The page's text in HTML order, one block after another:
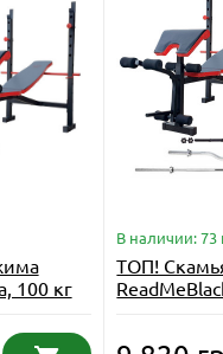
100 кг
В наличии: 73
ТОП!